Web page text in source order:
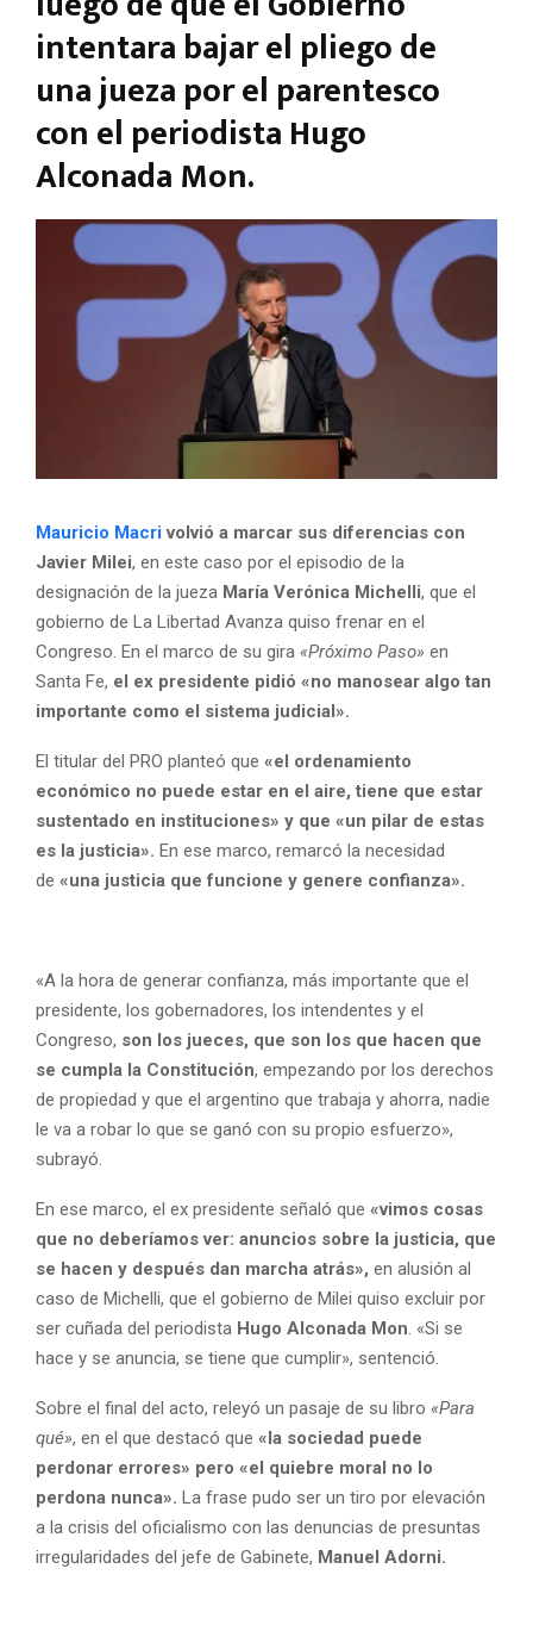
intentara bajar el pliego de
una jueza por el parentesco
con el periodista Hugo
Alconada Mon.
Mauricio Macrivolvió a marcar sus diferencias con
Javier Milei, en este caso por el episodio de la
designación de la jueza María Verónica Michelli, que el
gobierno de La Libertad Avanza quiso frenar en el
Congreso. En el marco de su gira «Próximo Paso» en
Santa Fe, el ex presidente pidió «no manosear algo tan
importante como el sistema judicial».
El titular del PRO planteó que «el ordenamiento
económico no puede estar en el aire, tiene que estar
sustentado en instituciones» y que «un pilar de estas
es la justicia». En ese marco, remarcó la necesidad
de «una justicia que funcione y genere confianza».
«A la hora de generar confianza, más importante que el
presidente, los gobernadores, los intendentes y el
Congreso, son los jueces, que son los que hacen que
se cumpla la Constitución, empezando por los derechos
de propiedad y que el argentino que trabaja y ahorra, nadie
le va a robar lo que se ganó con su propio esfuerzo»,
subrayó.
En ese marco, el ex presidente señaló que «vimos cosas
que no deberíamos ver: anuncios sobre la justicia, que
se hacen y después dan marcha atrás», en alusión al
caso de Michelli, que el gobierno de Milei quiso excluir por
ser cuñada del periodista Hugo Alconada Mon. «Si se
hace y se anuncia, se tiene que cumplir», sentenció.
Sobre el final del acto, releyó un pasaje de su libro «Para
qué», en el que destacó que «la sociedad puede
perdonar errores» pero «el quiebre moral no lo
perdona nunca». La frase pudo ser un tiro por elevación
a la crisis del oficialismo con las denuncias de presuntas
irregularidades del jefe de Gabinete, Manuel Adorni.